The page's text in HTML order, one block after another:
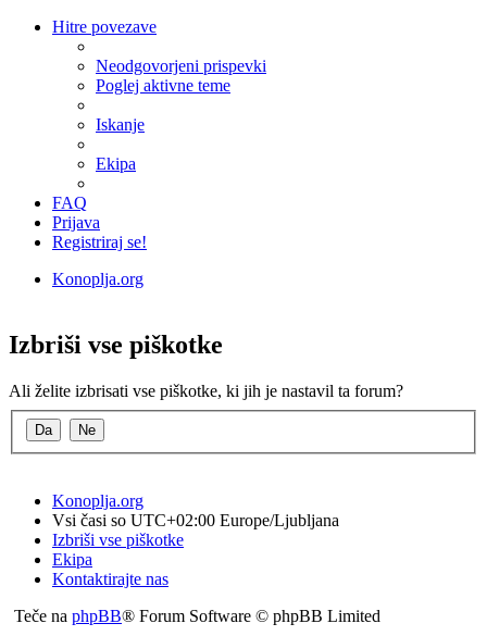
Hitre povezave
Neodgovorjeni prispevki
Poglej aktivne teme
Iskanje
Ekipa
FAQ
Prijava
Registriraj se!
Konoplja.org
Izbriši vse piškotke
Ali želite izbrisati vse piškotke, ki jih je nastavil ta forum?
Konoplja.org
Vsi časi so UTC+02:00 Europe/Ljubljana
Izbriši vse piškotke
Ekipa
Kontaktirajte nas
Teče na phpBB® Forum Software © phpBB Limited